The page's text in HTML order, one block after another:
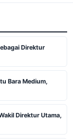
Direktur
Bara Medium,
Direktur Utama,